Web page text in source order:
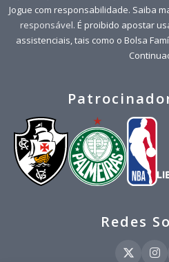
Jogue com responsabilidade. Saiba
responsável. É proibido apostar
assistenciais, tais como o Bolsa
Redes